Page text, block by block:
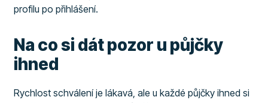
profilu po přihlášení.
Na co si dát pozor u půjčky
ihned
Rychlost schválení je lákavá, ale u každé půjčky ihned si